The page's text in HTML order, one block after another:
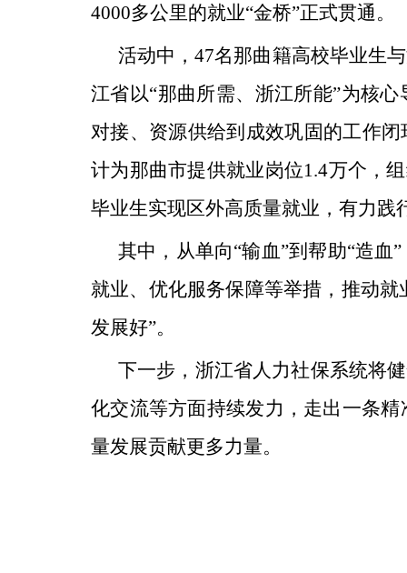
4000多公里的就业“金桥”正式贯通。
活动中，47名那曲籍高校毕业生
江省以“那曲所需、浙江所能”为核
对接、资源供给到成效巩固的工作
计为那曲市提供就业岗位1.4万个，
毕业生实现区外高质量就业，有力践
其中，从单向“输血”到帮助“造
就业、优化服务保障等举措，推动就
发展好”。
下一步，浙江省人力社保系统将
化交流等方面持续发力，走出一条
量发展贡献更多力量。